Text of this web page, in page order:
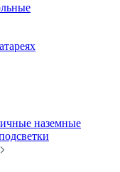
наземные